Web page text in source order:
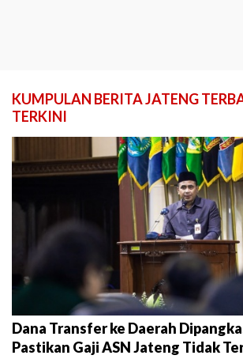
KUMPULAN BERITA JATENG
TERKINI
Dana Transfer ke Daerah
Pastikan Gaji ASN Jateng Tidak